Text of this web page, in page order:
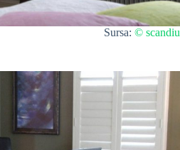
Sursa: © scandiu